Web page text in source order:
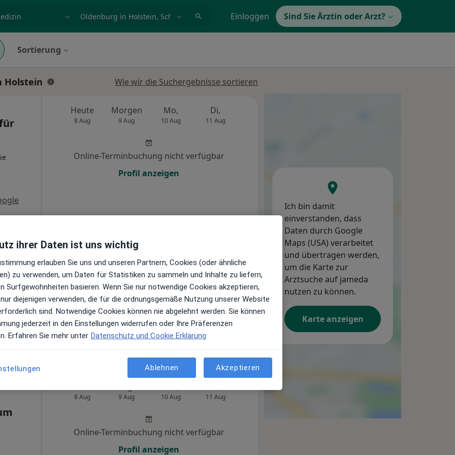
Einloggen Sind Sie Ärztin oder Arzt?
Sortierung
Holstein Wie wir die Suchergebnisse sortieren
Heute
8 Aug
Morgen
9 Aug
Mo,
10 Aug
Di,
11 Aug
Online-Terminbuchung nicht verfügbar
Profil anzeigen
8 Aug 9 Aug 10 Aug 11 Aug
Do,
13 Aug
Fr,
14 Aug
Online-Terminbuchung nicht verfügbar
Profil anzeigen
8 Aug 9 Aug 10 Aug 11 Aug
Online-Terminbuchung nicht verfügbar
Profil anzeigen
Ich bin damit
einverstanden, dass
Daten durch Google
Maps (USA) verarbeitet
und übertragen werden,
um die Karte zur
Arztsuche auf jameda
nutzen zu können.
Karte anzeigen
ihrer Daten ist uns wichtig
erlauben Sie uns und unseren Partnern, Cookies (oder ähnliche
zu verwenden, um Daten für Statistiken zu sammeln und Inhalte zu liefern,
Surfgewohnheiten basieren. Wenn Sie nur notwendige Cookies akzeptieren,
diejenigen verwenden, die für die ordnungsgemäße Nutzung unserer Website
sind. Notwendige Cookies können nie abgelehnt werden. Sie können
jederzeit in den Einstellungen widerrufen oder Ihre Präferenzen
Erfahren Sie mehr unter Datenschutz und Cookie Erklärung
Ablehnen Akzeptieren